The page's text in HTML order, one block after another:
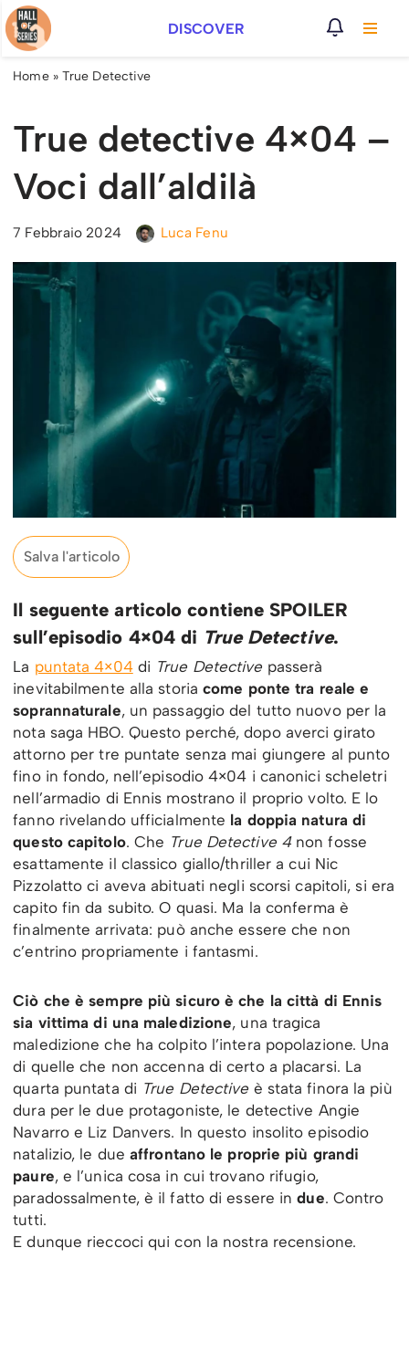
Vai
al
DISCOVER
Home» True Detective
True detective 4×04 –
Voci dall’aldilà
7 Febbraio 2024 Luca Fenu
Salva l'articolo
Il seguente articolo contiene SPOILER
sull’episodio 4×04 di True Detective.
La puntata 4×04di True Detective passerà
inevitabilmente alla storiacome ponte tra reale e
soprannaturale, un passaggio del tutto nuovo per la
nota saga HBO. Questo perché, dopo averci girato
attorno per tre puntate senza mai giungere al punto
fino in fondo, nell’episodio 4×04 i canonici scheletri
nell’armadio di Ennis mostrano il proprio volto. E lo
fanno rivelando ufficialmente la doppia natura di
questo capitolo. Che True Detective 4 non fosse
esattamente il classico giallo/thriller a cui Nic
Pizzolatto ci aveva abituati negli scorsi capitoli, si era
capito fin da subito. O quasi. Ma la conferma è
finalmente arrivata: può anche essere che non
c’entrino propriamente i fantasmi.
Ciò che è sempre più sicuro è che la città di Ennis
sia vittima di una maledizione, una tragica
maledizione che ha colpito l’intera popolazione. Una
di quelle che non accenna di certo a placarsi. La
quarta puntata di True Detective è stata finora la più
dura per le due protagoniste, le detective Angie
Navarro e Liz Danvers. In questo insolito episodio
natalizio, le dueaffrontano le proprie più grandi
paure, e l’unica cosa in cui trovano rifugio,
paradossalmente, è il fatto di essere indue. Contro
tutti.
E dunque rieccoci qui con la nostra recensione.